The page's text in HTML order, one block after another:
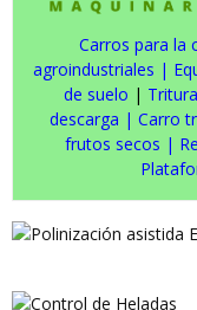
Carros para la
agroindustriales |
de suelo |
descarga | Carro
frutos secos |